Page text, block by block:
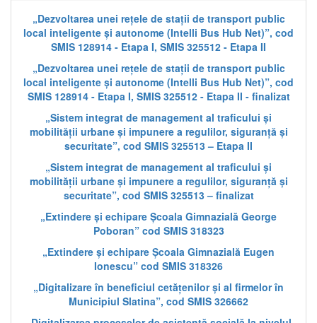
„Dezvoltarea unei rețele de stații de transport public
local inteligente și autonome (Intelli Bus Hub Net)”, cod
SMIS 128914 - Etapa I, SMIS 325512 - Etapa II
„Dezvoltarea unei rețele de stații de transport public
local inteligente și autonome (Intelli Bus Hub Net)”, cod
SMIS 128914 - Etapa I, SMIS 325512 - Etapa II - finalizat
„Sistem integrat de management al traficului și
mobilității urbane și impunere a regulilor, siguranță și
securitate”, cod SMIS 325513 – Etapa II
„Sistem integrat de management al traficului și
mobilității urbane și impunere a regulilor, siguranță și
securitate”, cod SMIS 325513 – finalizat
„Extindere și echipare Școala Gimnazială George
Poboran” cod SMIS 318323
„Extindere și echipare Școala Gimnazială Eugen
Ionescu” cod SMIS 318326
„Digitalizare în beneficiul cetățenilor și al firmelor în
Municipiul Slatina”, cod SMIS 326662